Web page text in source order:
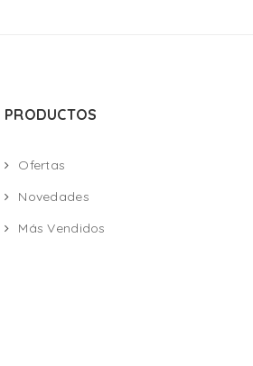
PRODUCTOS
Ofertas
Novedades
Más Vendidos